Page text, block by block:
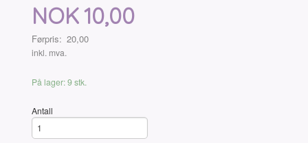
Tilbud
NOK10,00
Førpris: 20,00
Rabatt
inkl. mva.
På lager: 9 stk.
Antall